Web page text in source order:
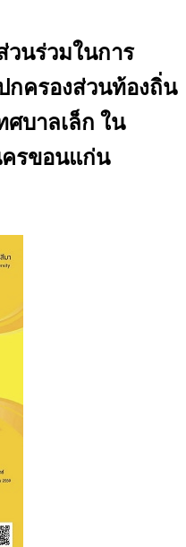
นร่วมในการ
กครองส่วนท้องถิ่น
บาลเล็ก ใน
ครขอนแก่น